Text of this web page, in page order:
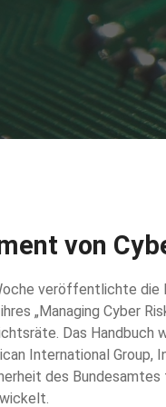
von
veröffentlichte die
„Managing Cyber
Das Handbuch
International Group,
des